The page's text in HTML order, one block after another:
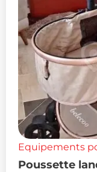
Equipements
Poussette